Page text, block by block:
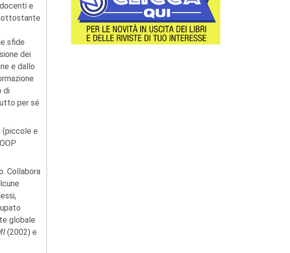
e
sfide
dei
e dallo
di
per sé
(piccole e
Collabora
globale
(2002) e